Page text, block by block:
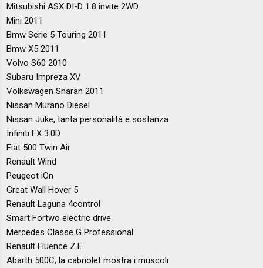
Mitsubishi ASX DI-D 1.8 invite 2WD
Mini 2011
Bmw Serie 5 Touring 2011
Bmw X5 2011
Volvo S60 2010
Subaru Impreza XV
Volkswagen Sharan 2011
Nissan Murano Diesel
Nissan Juke, tanta personalità e sostanza
Infiniti FX 3.0D
Fiat 500 Twin Air
Renault Wind
Peugeot iOn
Great Wall Hover 5
Renault Laguna 4control
Smart Fortwo electric drive
Mercedes Classe G Professional
Renault Fluence Z.E.
Abarth 500C, la cabriolet mostra i muscoli